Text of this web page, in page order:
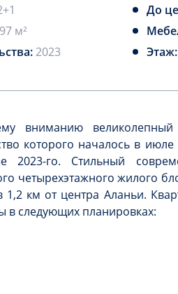
До
м²
2023 Этаж:
вниманию великолепный
которого началось в
2023-го. Стильный
четырехэтажного жилого
км от центра Аланьи.
в следующих планировках: